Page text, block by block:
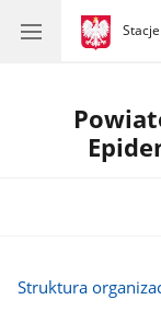
gov.pl
Struktura